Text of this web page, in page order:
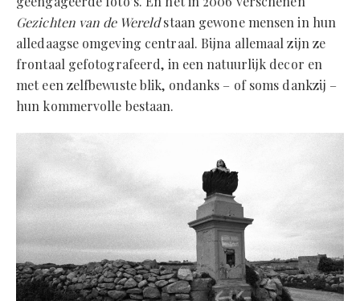
Gezichten van de Wereldstaan gewone mensen in hun
alledaagse omgeving centraal. Bijna allemaal zijn ze
frontaal gefotografeerd, in een natuurlijk decor en
met een zelfbewuste blik, ondanks – of soms dankzij –
hun kommervolle bestaan.